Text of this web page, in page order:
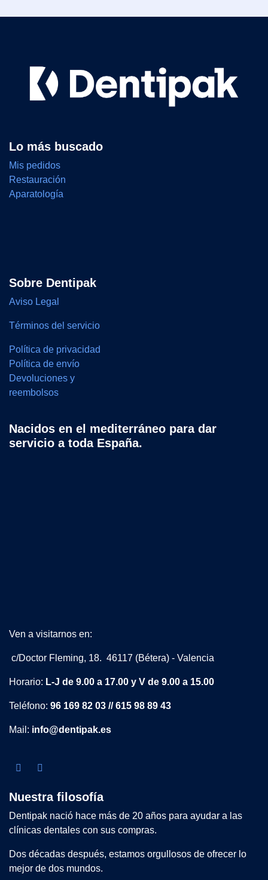
Lo más buscado
Mis pedidos
Restauración
Aparatología
Sobre Dentipak
Aviso Legal
Términos del servicio
Política de privacidad
Política de envío
Devoluciones y
reembolsos
Nacidos en el mediterráneo para dar
servicio a toda España.
Ven a visitarnos en:
c/Doctor Fleming, 18. 46117 (Bétera) - Valencia
Horario: L-J de 9.00 a 17.00 y V de 9.00 a 15.00
Teléfono: 96 169 82 03 // 615 98 89 43
Mail: info@dentipak.es
Nuestra filosofía
Dentipak nació hace más de 20 años para ayudar a las
clínicas dentales con sus compras.
Dos décadas después, estamos orgullosos de ofrecer lo
mejor de dos mundos.